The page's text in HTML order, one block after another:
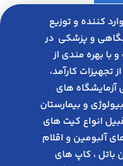
کننده و توزیع
و پزشکی در
ﺑﻬﺮه ﻣﻨﺪی از
ﺗﺠﻬﯿﺰات ﮐﺎرآﻣﺪ،
های
و بیمارستان
انواع کیت های
آلبومین و اقلام
، کاپ های